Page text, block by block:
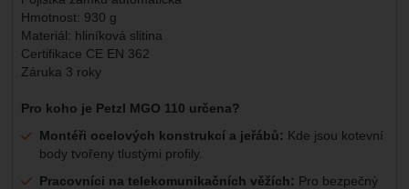
Hmotnost: 930 g
Materiál: hliníková slitina
Certifikace CE EN 362
Záruka 3 roky
Pro koho je Petzl MGO 110 určena?
Montéři ocelových konstrukcí a jeřábů: Kde jsou kotevní
body tvořeny tlustými profily.
Pracovníci na telekomunikačních věžích: Pro bezpečný